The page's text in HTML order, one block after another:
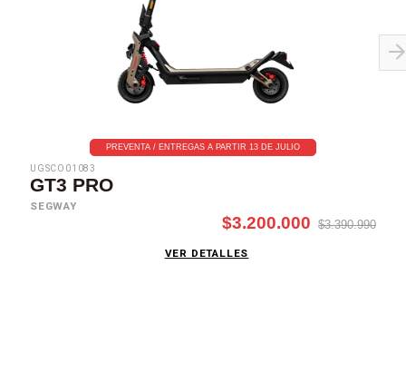
PREVENTA / ENTREGAS A PARTIR 13 DE JULIO
UGSCO01083
GT3 PRO
SEGWAY
$3.200.000 $3.390.990
VER DETALLES